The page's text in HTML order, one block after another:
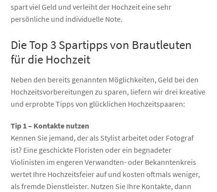
spart viel Geld und verleiht der Hochzeit eine sehr
persönliche und individuelle Note.
Die Top 3 Spartipps von Brautleuten
für die Hochzeit
Neben den bereits genannten Möglichkeiten, Geld bei den
Hochzeitsvorbereitungen zu sparen, liefern wir drei kreative
und erprobte Tipps von glücklichen Hochzeitspaaren:
Tip 1 – Kontakte nutzen
Kennen Sie jemand, der als Stylist arbeitet oder Fotograf
ist? Eine geschickte Floristen oder ein begnadeter
Violinisten im engeren Verwandten- oder Bekanntenkreis
wertet Ihre Hochzeitsfeier auf und kosten oftmals weniger,
als fremde Dienstleister. Nutzen Sie Ihre Kontakte, dann